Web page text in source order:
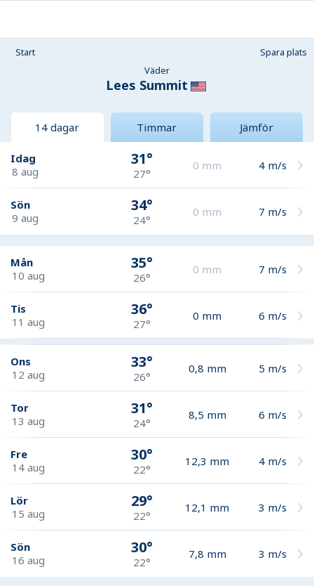
Start
Spara plats
Väder
Lees Summit
14 dagar Timmar Jämför
Idag
8 aug
31°
27°
0 mm 4 m/s
Sön
9 aug
34°
24°
0 mm 7 m/s
Mån
10 aug
35°
26°
0 mm 7 m/s
Tis
11 aug
36°
27°
0 mm 6 m/s
Ons
12 aug
33°
26°
0,8 mm 5 m/s
Tor
13 aug
31°
24°
8,5 mm 6 m/s
Fre
14 aug
30°
22°
12,3 mm 4 m/s
Lör
15 aug
29°
22°
12,1 mm 3 m/s
Sön
16 aug
30°
22°
7,8 mm 3 m/s